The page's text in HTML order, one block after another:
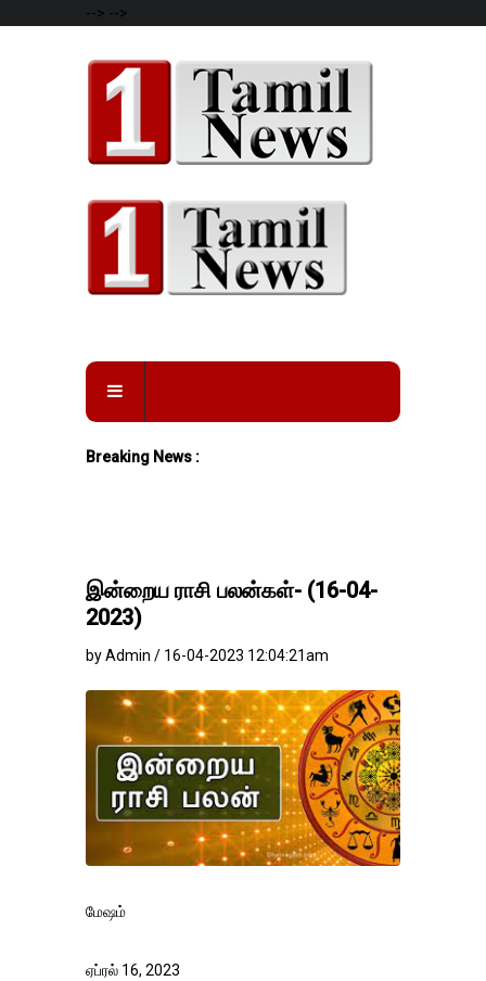
--> -->
Breaking News :
இன்றைய ராசி பலன்கள்- (16-04-
2023)
by Admin / 16-04-2023 12:04:21am
மேஷம்
ஏப்ரல் 16, 2023